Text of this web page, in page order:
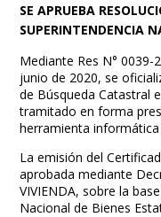
SE APRUEBA
SUPERINTENDENCIA
Mediante Res N° 0039-
junio de 2020, se
de Búsqueda Catastral
tramitado en forma
herramienta informática
La emisión del
aprobada mediante
VIVIENDA, sobre la
Nacional de Bienes